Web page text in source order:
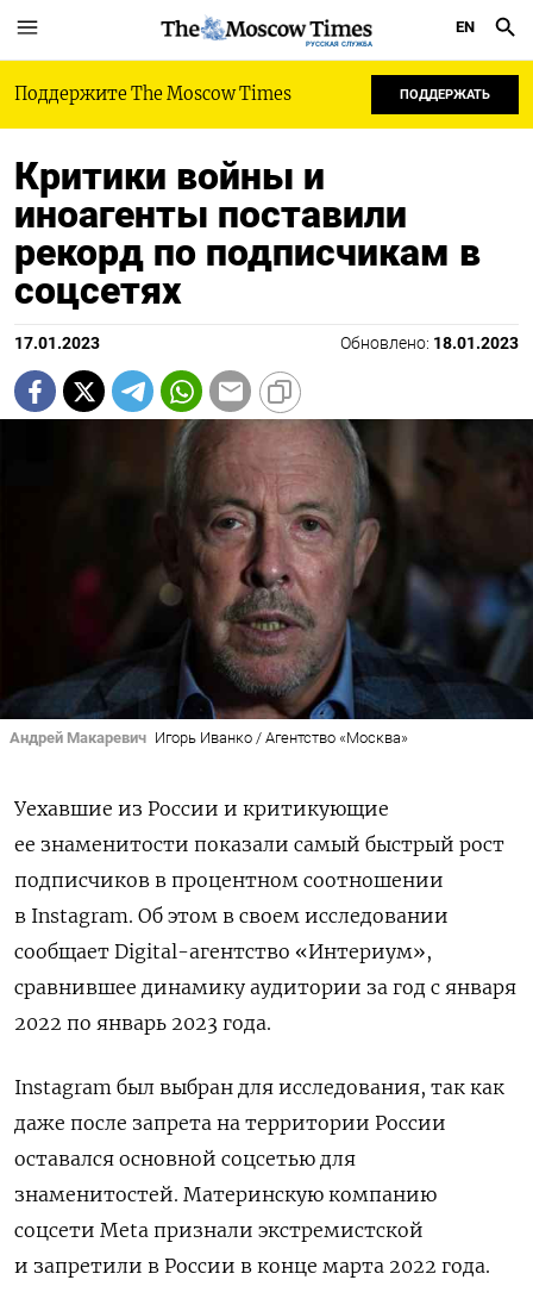
РУССКАЯ СЛУЖБА
EN
Поддержите The Moscow Times ПОДДЕРЖАТЬ
Критики войны и
иноагенты поставили
рекорд по подписчикам в
соцсетях
17.01.2023 Обновлено: 18.01.2023
Андрей Макаревич Игорь Иванко / Агентство «Москва»
Уехавшие из России и критикующие
ее знаменитости показали самый быстрый рост
подписчиков в процентном соотношении
в Instagram. Об этом в своем исследовании
сообщает Digital-агентство «Интериум»,
сравнившее динамику аудитории за год с января
2022 по январь 2023 года.
Instagram был выбран для исследования, так как
даже после запрета на территории России
оставался основной соцсетью для
знаменитостей. Материнскую компанию
соцсети Meta признали экстремистской
и запретили в России в конце марта 2022 года.